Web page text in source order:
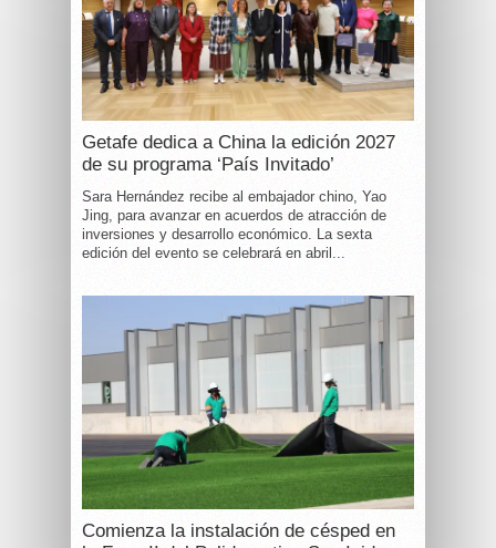
Getafe dedica a China la edición 2027
de su programa ‘País Invitado’
Sara Hernández recibe al embajador chino, Yao
Jing, para avanzar en acuerdos de atracción de
inversiones y desarrollo económico. La sexta
edición del evento se celebrará en abril...
Comienza la instalación de césped en